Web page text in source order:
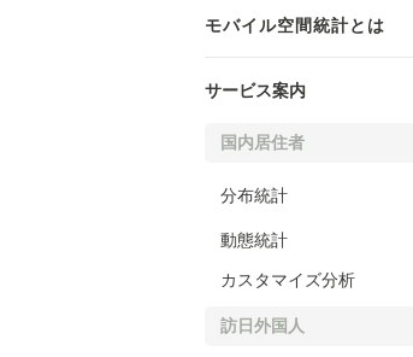
モバイル空間統計とは
サービス案内
国内居住者
分布統計
動態統計
カスタマイズ分析
訪日外国人